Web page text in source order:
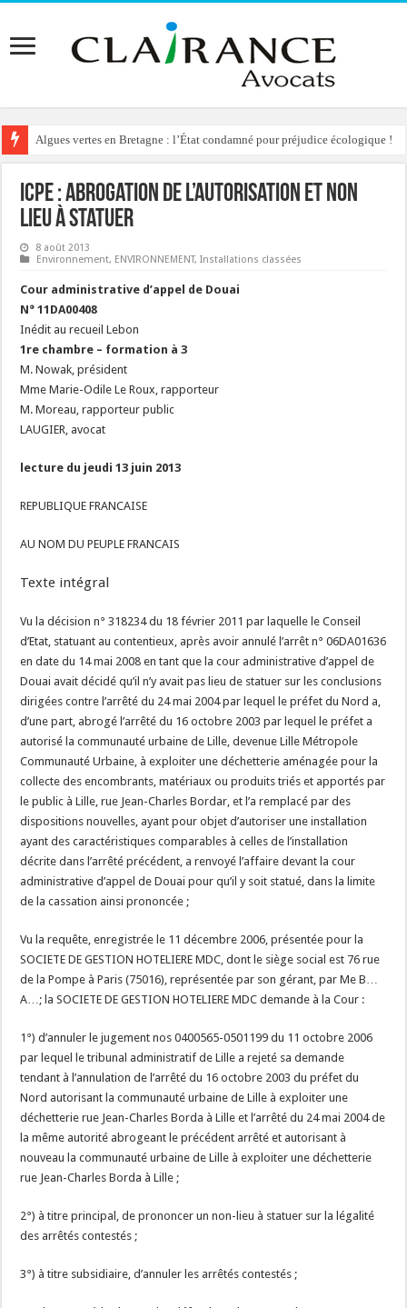
Algues vertes en Bretagne : l’État condamné pour préjudice écologique !
Reconstruction de chalets d’alpage : le préfet condamné à délivrer
ICPE : abrogation de l’autorisation et non
lieu à statuer
8 août 2013
Environnement, ENVIRONNEMENT,Installations classées
Cour administrative d’appel de Douai
N° 11DA00408
Inédit au recueil Lebon
1re chambre – formation à 3
M. Nowak, président
Mme Marie-Odile Le Roux, rapporteur
M. Moreau, rapporteur public
LAUGIER, avocat
lecture du jeudi 13 juin 2013
REPUBLIQUE FRANCAISE
AU NOM DU PEUPLE FRANCAIS
Texte intégral
Vu la décision n° 318234 du 18 février 2011 par laquelle le Conseil
d’Etat, statuant au contentieux, après avoir annulé l’arrêt n° 06DA01636
en date du 14 mai 2008 en tant que la cour administrative d’appel de
Douai avait décidé qu’il n’y avait pas lieu de statuer sur les conclusions
dirigées contre l’arrêté du 24 mai 2004 par lequel le préfet du Nord a,
d’une part, abrogé l’arrêté du 16 octobre 2003 par lequel le préfet a
autorisé la communauté urbaine de Lille, devenue Lille Métropole
Communauté Urbaine, à exploiter une déchetterie aménagée pour la
collecte des encombrants, matériaux ou produits triés et apportés par
le public à Lille, rue Jean-Charles Bordar, et l’a remplacé par des
dispositions nouvelles, ayant pour objet d’autoriser une installation
ayant des caractéristiques comparables à celles de l’installation
décrite dans l’arrêté précédent, a renvoyé l’affaire devant la cour
administrative d’appel de Douai pour qu’il y soit statué, dans la limite
de la cassation ainsi prononcée ;
Vu la requête, enregistrée le 11 décembre 2006, présentée pour la
SOCIETE DE GESTION HOTELIERE MDC, dont le siège social est 76 rue
de la Pompe à Paris (75016), représentée par son gérant, par Me B…
A…; la SOCIETE DE GESTION HOTELIERE MDC demande à la Cour :
1°) d’annuler le jugement nos 0400565-0501199 du 11 octobre 2006
par lequel le tribunal administratif de Lille a rejeté sa demande
tendant à l’annulation de l’arrêté du 16 octobre 2003 du préfet du
Nord autorisant la communauté urbaine de Lille à exploiter une
déchetterie rue Jean-Charles Borda à Lille et l’arrêté du 24 mai 2004 de
la même autorité abrogeant le précédent arrêté et autorisant à
nouveau la communauté urbaine de Lille à exploiter une déchetterie
rue Jean-Charles Borda à Lille ;
2°) à titre principal, de prononcer un non-lieu à statuer sur la légalité
des arrêtés contestés ;
3°) à titre subsidiaire, d’annuler les arrêtés contestés ;